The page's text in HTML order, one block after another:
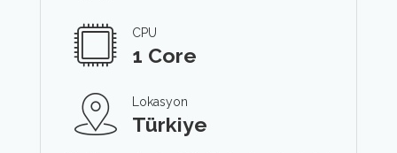
CPU
1 Core
Lokasyon
Türkiye